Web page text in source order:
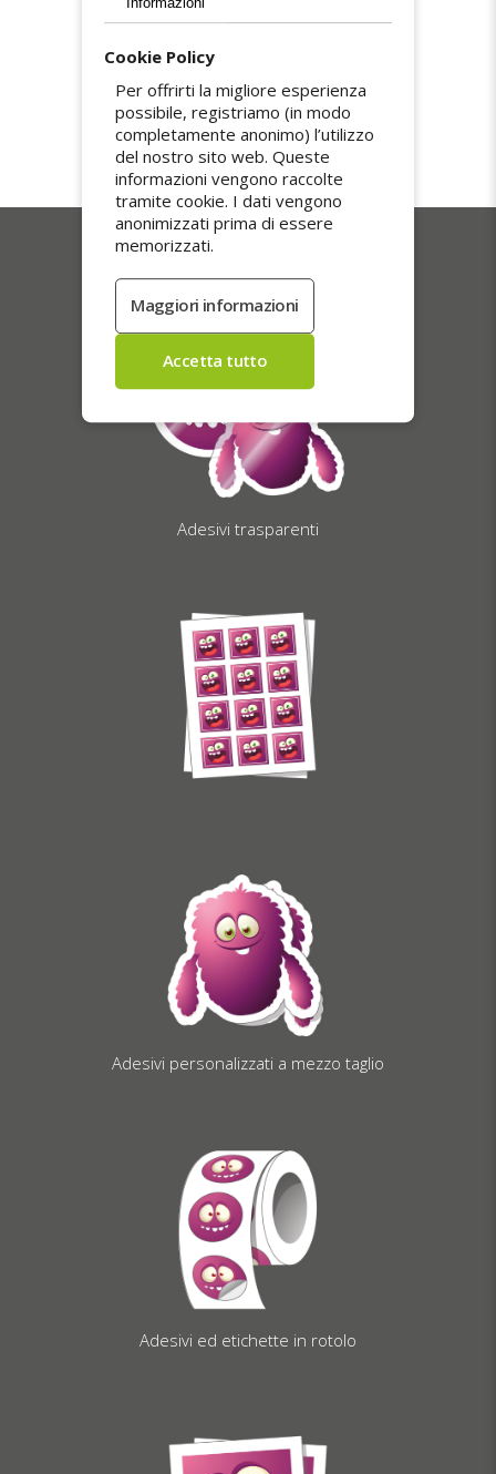
Spedizione gratuita
La spedizione è gratuita in tutta Italia. Gli
ordini vengono preparati con cura ed evasi
entro 5 giorni lavorativi. Colli tracciati e
consegnati a mano con firma, per una
ricezione sicura e impeccabile.
I nostri più venduti
Adesivi trasparenti
Adesivi personalizzati a mezzo taglio
Adesivi ed etichette in rotolo
Cookie Policy
Per offrirti la migliore esperienza
possibile, registriamo (in modo
completamente anonimo) l’utilizzo
del nostro sito web. Queste
informazioni vengono raccolte
tramite cookie. I dati vengono
anonimizzati prima di essere
memorizzati.